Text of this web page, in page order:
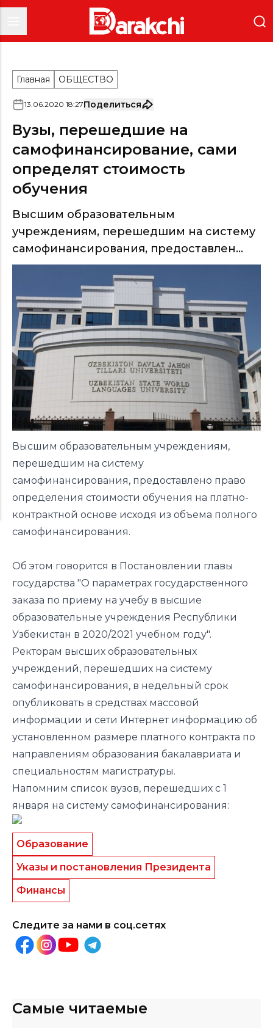
Главная ОБЩЕСТВО
13.06.2020 18:27Поделиться
Вузы, перешедшие на
самофинансирование, сами
определят стоимость
обучения
Высшим образовательным
учреждениям, перешедшим на систему
самофинансирования, предоставлен...
Высшим образовательным учреждениям,
перешедшим на систему
самофинансирования, предоставлено право
определения стоимости обучения на платно-
контрактной основе исходя из объема полного
самофинансирования.
Об этом говорится в Постановлении главы
государства "О параметрах государственного
заказа по приему на учебу в высшие
образовательные учреждения Республики
Узбекистан в 2020/2021 учебном году".
Ректорам высших образовательных
учреждений, перешедших на систему
самофинансирования, в недельный срок
опубликовать в средствах массовой
информации и сети Интернет информацию об
установленном размере платного контракта по
направлениям образования бакалавриата и
специальностям магистратуры.
Напомним список вузов, перешедших с 1
января на систему самофинансирования:
Образование
Указы и постановления Президента
Финансы
Следите за нами в соц.сетях
Самые читаемые